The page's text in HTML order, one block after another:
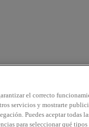
el correcto
servicios y mostrarte
Puedes aceptar todas
para seleccionar qué tipos